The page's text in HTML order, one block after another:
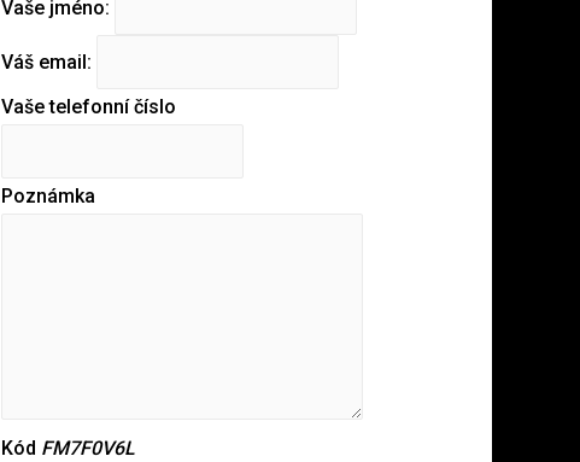
Vaše jméno:
Váš email:
Vaše telefonní číslo
Poznámka
Kód FM7F0V6L